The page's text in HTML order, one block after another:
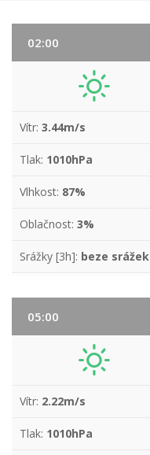
02:00
Vítr: 3.44m/s
Tlak: 1010hPa
Vlhkost: 87%
Oblačnost: 3%
Srážky [3h]: beze srážek
05:00
Vítr: 2.22m/s
Tlak: 1010hPa